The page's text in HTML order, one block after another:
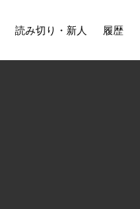
読み切り・新人 履歴